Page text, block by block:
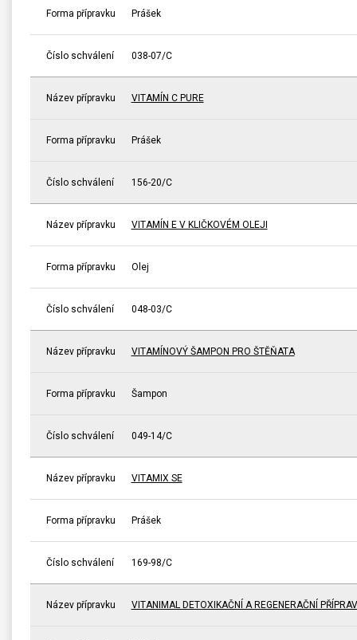
Forma přípravku Prášek
Číslo schválení 038-07/C
Název přípravku VITAMÍN C PURE
Forma přípravku Prášek
Číslo schválení 156-20/C
Název přípravku VITAMÍN E V KLIČKOVÉM OLEJI
Forma přípravku Olej
Číslo schválení 048-03/C
Název přípravku VITAMÍNOVÝ ŠAMPON PRO ŠTĚŇATA
Forma přípravku Šampon
Číslo schválení 049-14/C
Název přípravku VITAMIX SE
Forma přípravku Prášek
Číslo schválení 169-98/C
Název přípravku VITANIMAL DETOXIKAČNÍ A REGENERAČNÍ